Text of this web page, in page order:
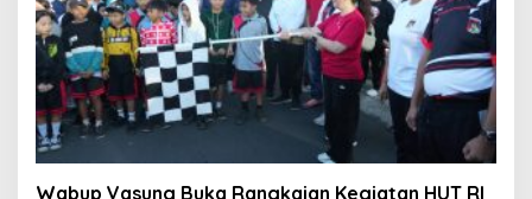
Wabup Vasung Buka Rangkaian Kegiatan HUT RI